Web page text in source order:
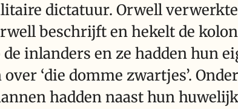
dictatuur. Orwell
beschrijft en hekelt de
inlanders en ze hadden hun
‘die domme zwartjes’.
hadden naast hun